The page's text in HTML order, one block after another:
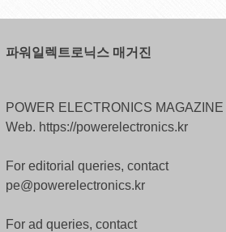
파워일렉트로닉스 매거진
POWER ELECTRONICS
Web. https://powerelectronics.kr
For editorial queries, contact
pe@powerelectronics.kr
For ad queries, contact